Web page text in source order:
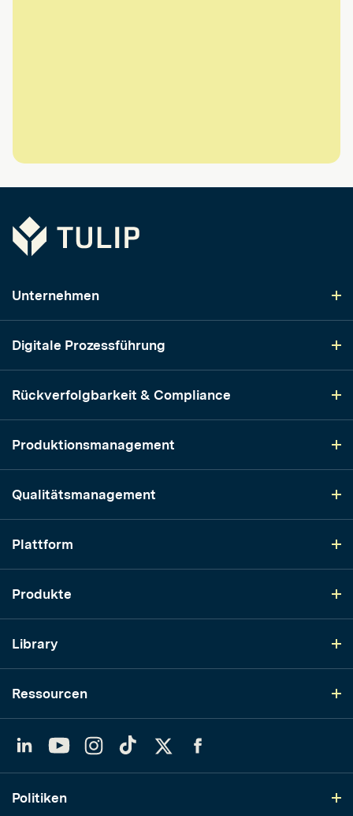
Tulip
Unternehmen
Digitale Prozessführung
Rückverfolgbarkeit & Compliance
Produktionsmanagement
Qualitätsmanagement
Plattform
Produkte
Library
Ressourcen
YouTubeInstagram
TikTok
Politiken